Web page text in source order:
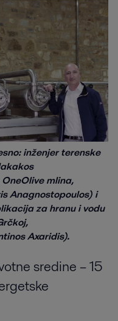
inženjer terenske
mlina,
Anagnostopoulos) i
za hranu i vodu
Axaridis).
sredine – 15